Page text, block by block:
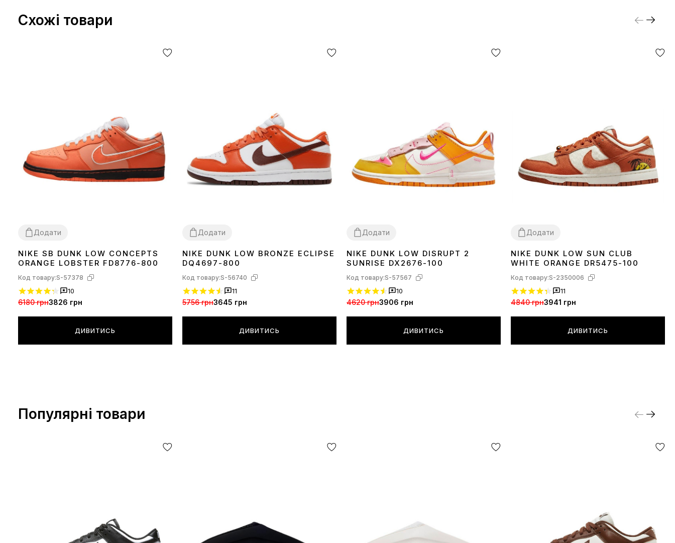
Схожі товари
Додати
3739 4041 4243 44 45
NIKE SB DUNK LOW CONCEPTS
ORANGE LOBSTER FD8776-800
Код товару:S-57378
10
6180 грн3826 грн
ДИВИТИСЬ
Додати
36
NIKE DUNK LOW BRONZE ECLIPSE
DQ4697-800
Код товару:S-56740
11
5756 грн3645 грн
ДИВИТИСЬ
Додати
3637 40
NIKE DUNK LOW DISRUPT 2
SUNRISE DX2676-100
Код товару:S-57567
10
4620 грн3906 грн
ДИВИТИСЬ
Додати
3638 404142
NIKE DUNK LOW SUN CLUB
WHITE ORANGE DR5475-100
Код товару:S-2350006
11
4840 грн3941 грн
ДИВИТИСЬ
Популярні товари